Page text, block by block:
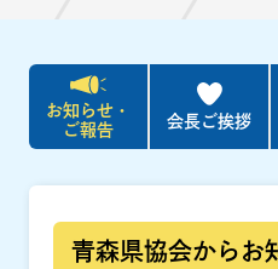
お知らせ・
ご報告
会長ご挨拶
青森県協会からお